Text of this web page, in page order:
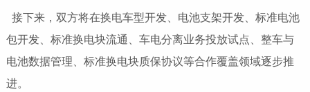
接下来，双方将在换电车型开发、电池支架开发、标准电池
包开发、标准换电块流通、车电分离业务投放试点、整车与
电池数据管理、标准换电块质保协议等合作覆盖领域逐步推
进。